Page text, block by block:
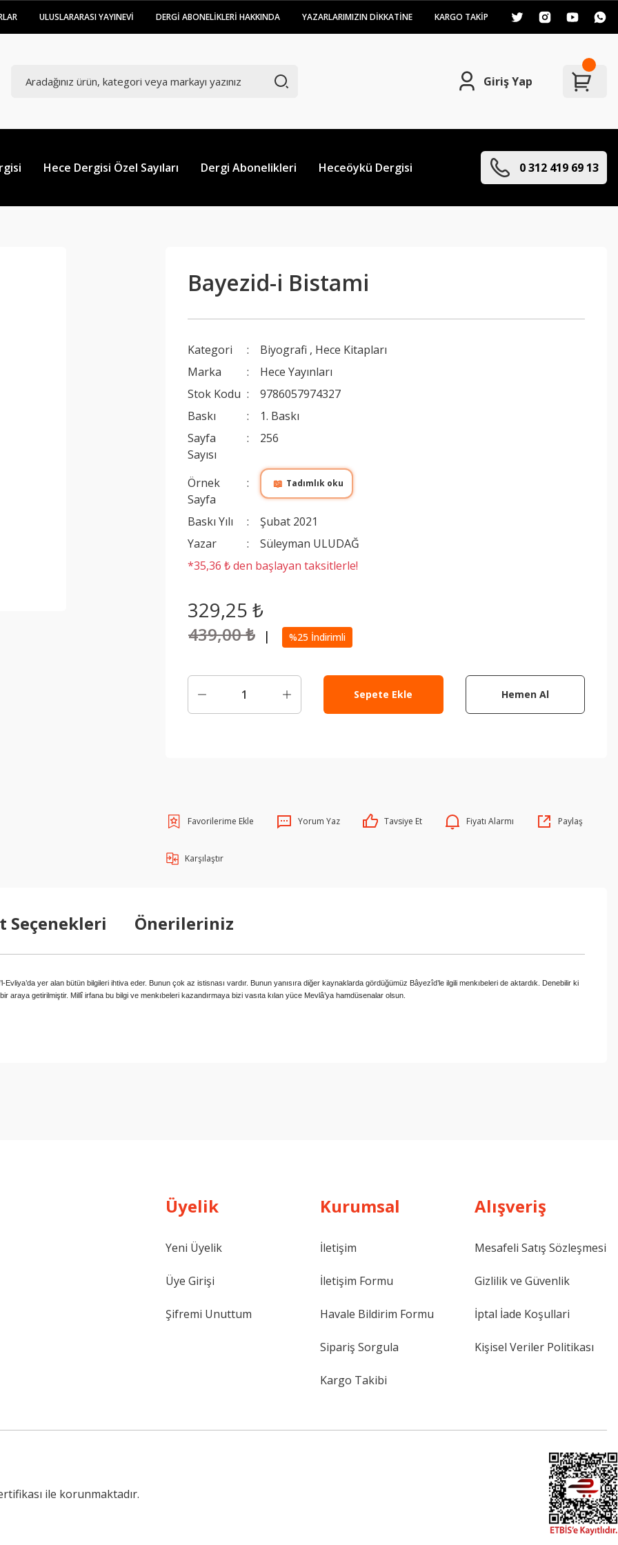
ULUSLARARASI YAYINEVİ DERGİ ABONELİKLERİ HAKKINDA YAZARLARIMIZIN DİKKATİNE KARGO TAKİP
Giriş Yap
Hece Dergisi Özel Sayıları Dergi Abonelikleri Heceöykü Dergisi 0 312 419 69 13
Bayezid-i Bistami
Kategori Biyografi , Hece Kitapları
Marka
Hece Yayınları
Stok Kodu
9786057974327
Baskı
1. Baskı
Sayfa
Sayısı
256
Örnek
Sayfa
📖 Tadımlık oku
Baskı Yılı
Şubat 2021
Yazar
Süleyman ULUDAĞ
*35,36 ₺ den başlayan taksitlerle!
329,25 ₺
439,00 ₺ | %25 İndirimli
Sepete Ekle Hemen Al
Yorum Yaz Tavsiye Et Fiyatı Alarmı Paylaş
Karşılaştır
Seçenekleri Önerileriniz
Evliya’da yer alan bütün bilgileri ihtiva eder. Bunun çok az istisnası vardır. Bunun yanısıra diğer kaynaklarda gördüğümüz Bâyezîd’le ilgili menkıbeleri de aktardık. Denebilir ki
getirilmiştir. Millî irfana bu bilgi ve menkıbeleri kazandırmaya bizi vasıta kılan yüce Mevlâ’ya hamdüsenalar olsun.
Üyelik
Yeni Üyelik
Üye Girişi
Şifremi Unuttum
Kurumsal
İletişim
İletişim Formu
Havale Bildirim Formu
Sipariş Sorgula
Kargo Takibi
Alışveriş
Mesafeli Satış Sözleşmesi
Gizlilik ve Güvenlik
İptal İade Koşullari
Kişisel Veriler Politikası
ile korunmaktadır.